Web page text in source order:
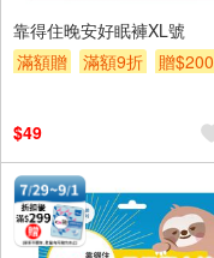
靠得住晚安好眠褲XL號
滿額贈
滿額9折 贈$200
$49